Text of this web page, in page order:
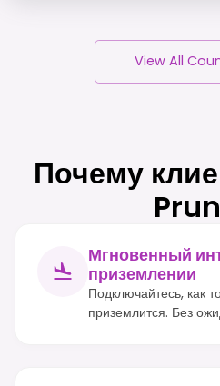
View All
Почему
Мгновенный
приземлении
Подключайтесь, как
приземлится. Без